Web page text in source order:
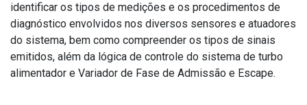
identificar os tipos de medições e os procedimentos de
diagnóstico envolvidos nos diversos sensores e atuadores
do sistema, bem como compreender os tipos de sinais
emitidos, além da lógica de controle do sistema de turbo
alimentador e Variador de Fase de Admissão e Escape.